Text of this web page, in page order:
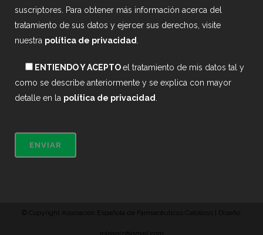
suscriptores. Para obtener más información acerca del
tratamiento de sus datos y ejercer sus derechos, visite
nuestra política de privacidad
ENTIENDO Y ACEPTOel tratamiento de mis datos tal y
como se describe anteriormente y se explica con mayor
detalle en la política de privacidad
© Copyright Asociación Española de Farmacéuticos Católicos | Diseño:
roleaniz@gmail.com